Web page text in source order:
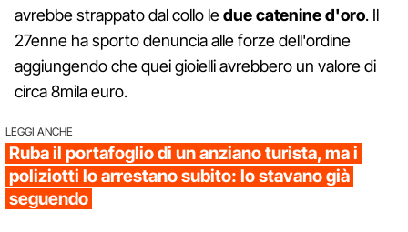
avrebbe strappato dal collo ledue catenine d'oro. Il
27enne ha sporto denuncia alle forze dell'ordine
aggiungendo che quei gioielli avrebbero un valore di
circa 8mila euro.
LEGGI ANCHE
Ruba il portafoglio di un anziano turista, ma i
poliziotti lo arrestano subito: lo stavano già
seguendo